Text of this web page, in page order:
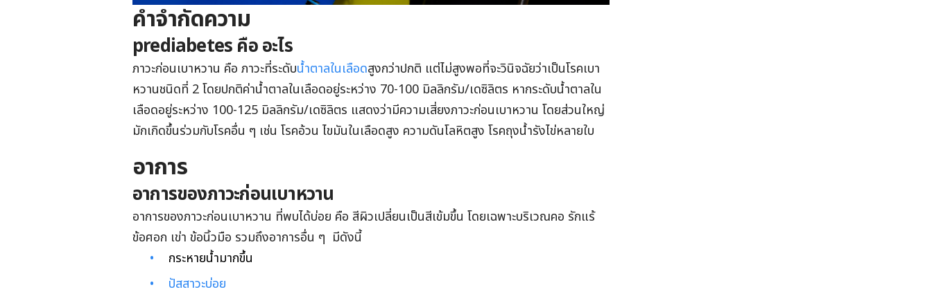
คำจำกัดความ
prediabetes คือ อะไร
ภาวะก่อนเบาหวาน คือ ภาวะที่ระดับน้ำตาลในเลือดสูงกว่าปกติ แต่ไม่สูงพอที่จะวินิจฉัยว่าเป็นโรคเบา
หวานชนิดที่ 2 โดยปกติค่าน้ำตาลในเลือดอยู่ระหว่าง 70-100 มิลลิกรัม/เดซิลิตร หากระดับน้ำตาลใน
เลือดอยู่ระหว่าง 100-125 มิลลิกรัม/เดซิลิตร แสดงว่ามีความเสี่ยงภาวะก่อนเบาหวาน โดยส่วนใหญ่
มักเกิดขึ้นร่วมกับโรคอื่น ๆ เช่น โรคอ้วน ไขมันในเลือดสูง ความดันโลหิตสูง โรคถุงน้ำรังไข่หลายใบ
อาการ
อาการของภาวะก่อนเบาหวาน
อาการของภาวะก่อนเบาหวาน ที่พบได้บ่อย คือ สีผิวเปลี่ยนเป็นสีเข้มขึ้น โดยเฉพาะบริเวณคอ รักแร้
ข้อศอก เข่า ข้อนิ้วมือ รวมถึงอาการอื่น ๆ มีดังนี้
กระหายน้ำมากขึ้น
ปัสสาวะบ่อย